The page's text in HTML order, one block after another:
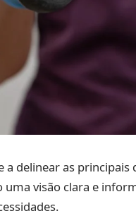
a delinear as
uma visão clara e